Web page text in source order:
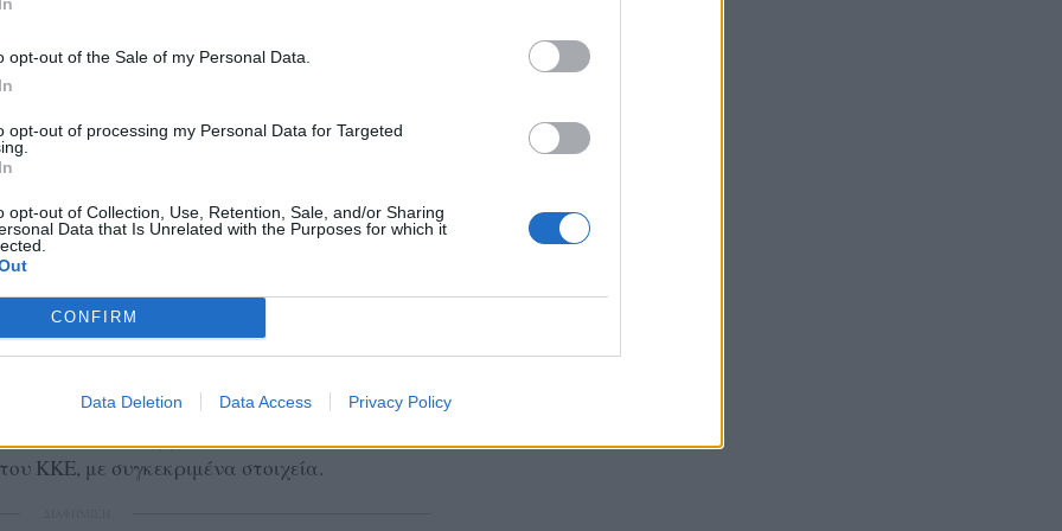
opt-out of the Sale of my Personal Data.
opt-out of processing my Personal Data for Targeted
opt-out of Collection, Use, Retention, Sale, and/or Sharing
Data that Is Unrelated with the Purposes for which it
CONFIRM
Data Deletion Data Access Privacy Policy
υποβάθμιση των πραγματικών
οι γεωπολιτικές πιέσεις και οι
ευθύνες
Γιάννη Παναγόπουλο , η βουλευτής μίλησε
είπε, καταγγελλόταν εδώ και χρόνια
ΚΚΕ, με συγκεκριμένα στοιχεία.